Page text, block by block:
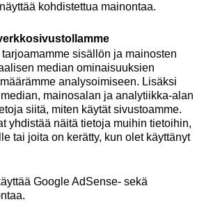
kohdistettua mainontaa.
sisällön ja mainosten
median ominaisuuksien
analysoimiseen. Lisäksi
mainosalan ja analytiikka-alan
siitä, miten käytät sivustoamme.
yhdistää näitä tietoja muihin tietoihin,
tai joita on kerätty, kun olet käyttänyt
Google AdSense- sekä